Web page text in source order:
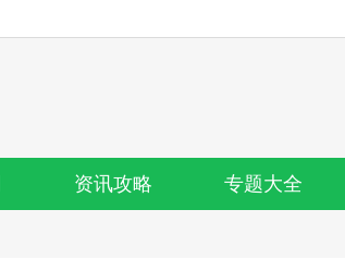
资讯攻略 专题大全